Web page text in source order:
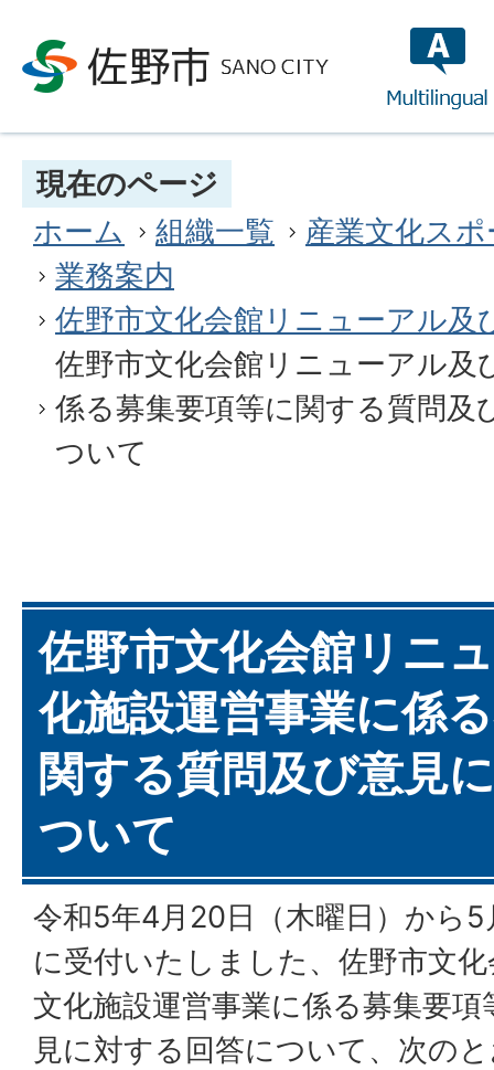
現在のページ
ホーム
組織一覧
産業文化ス
業務案内
佐野市文化会館リニューアル及
佐野市文化会館リニューアル及
係る募集要項等に関する質問及
ついて
佐野市文化会館リニ
化施設運営事業に係
関する質問及び意見
ついて
令和5年4月20日（木曜日）から
に受付いたしました、佐野市文
文化施設運営事業に係る募集要
見に対する回答について、次の